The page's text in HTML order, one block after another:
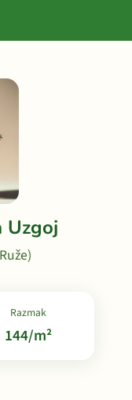
Uzgoj
Razmak
144/m²